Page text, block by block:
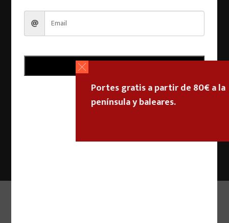
Portes gratis a partir de 80€ a la
península y baleares.